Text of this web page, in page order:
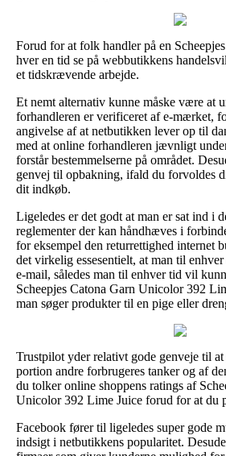
Forud for at folk handler på en
hver en tid se på webbutikkens
et tidskrævende arbejde.
Et nemt alternativ kunne måske være at
forhandleren er verificeret af e-mærket,
angivelse af at netbutikken lever op til
med at online forhandleren jævnligt
forstår bestemmelserne på området.
genvej til opbakning, ifald du forvoldes
dit indkøb.
Ligeledes er det godt at man er sat ind i
reglementer der kan håndhæves i
for eksempel den returrettighed internet
det virkelig essesentielt, at man til
e-mail, således man til enhver tid vil
Scheepjes Catona Garn Unicolor 392
man søger produkter til en pige eller
Trustpilot yder relativt gode genveje til at
portion andre forbrugeres tanker og af
du tolker online shoppens ratings af
Unicolor 392 Lime Juice forud for at du
Facebook fører til ligeledes super gode
indsigt i netbutikkens popularitet.